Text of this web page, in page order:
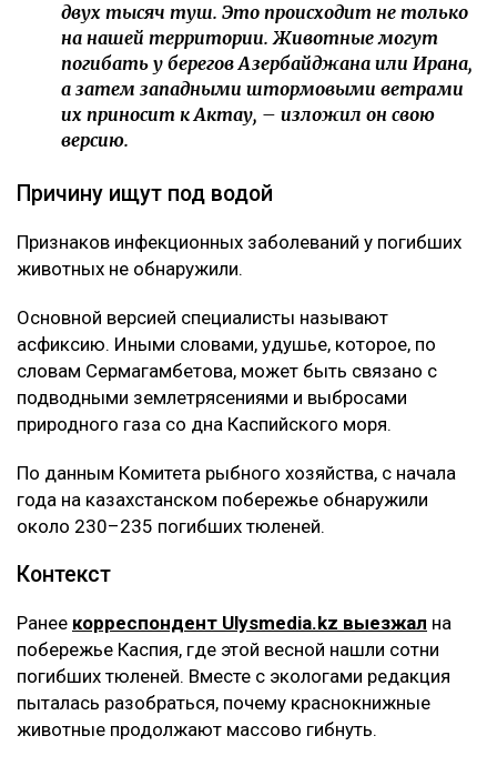
двух тысяч туш. Это происходит не только
на нашей территории. Животные могут
погибать у берегов Азербайджана или Ирана,
а затем западными штормовыми ветрами
их приносит к Актау, – изложил он свою
версию.
Причину ищут под водой
Признаков инфекционных заболеваний у погибших
животных не обнаружили.
Основной версией специалисты называют
асфиксию. Иными словами, удушье, которое, по
словам Сермагамбетова, может быть связано с
подводными землетрясениями и выбросами
природного газа со дна Каспийского моря.
По данным Комитета рыбного хозяйства, с начала
года на казахстанском побережье обнаружили
около 230–235 погибших тюленей.
Контекст
Ранее корреспондент Ulysmedia.kz выезжал на
побережье Каспия, где этой весной нашли сотни
погибших тюленей. Вместе с экологами редакция
пыталась разобраться, почему краснокнижные
животные продолжают массово гибнуть.